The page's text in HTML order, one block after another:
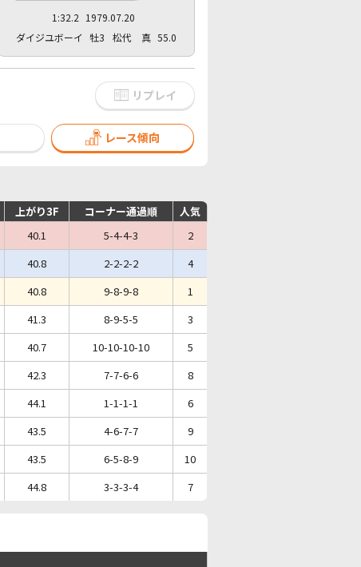
1:32.2 1979.07.20
ダイジユボーイ 牡3 松代 真 55.0
リプレイ
レース傾向
上がり3F コーナー通過順
人気
40.1 5-4-4-3
2
40.8 2-2-2-2
4
40.8 9-8-9-8
1
41.3 8-9-5-5
3
40.7 10-10-10-10
5
42.3 7-7-6-6
8
44.1 1-1-1-1
6
43.5 4-6-7-7
9
43.5 6-5-8-9
10
44.8 3-3-3-4 7